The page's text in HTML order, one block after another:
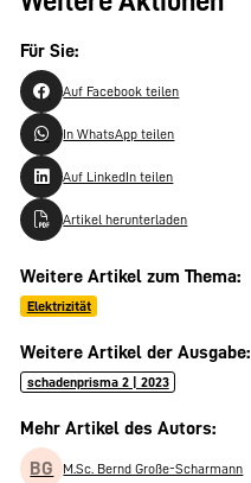
Für Sie:
Auf Facebook teilen
In WhatsApp teilen
Auf LinkedIn teilen
Artikel herunterladen
Weitere Artikel zum Thema:
Elektrizität
Weitere Artikel der Ausgabe:
schadenprisma 2 | 2023
Mehr Artikel des Autors:
BG M.Sc. Bernd Große-Scharmann